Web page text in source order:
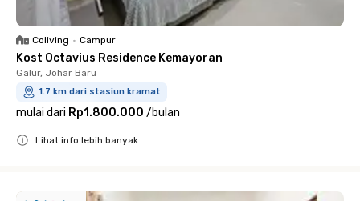
Coliving • Campur
Kost Octavius Residence Kemayoran
Galur, Johar Baru
1.7 km dari stasiun kramat
mulai dari Rp1.800.000 /bulan
Lihat info lebih banyak